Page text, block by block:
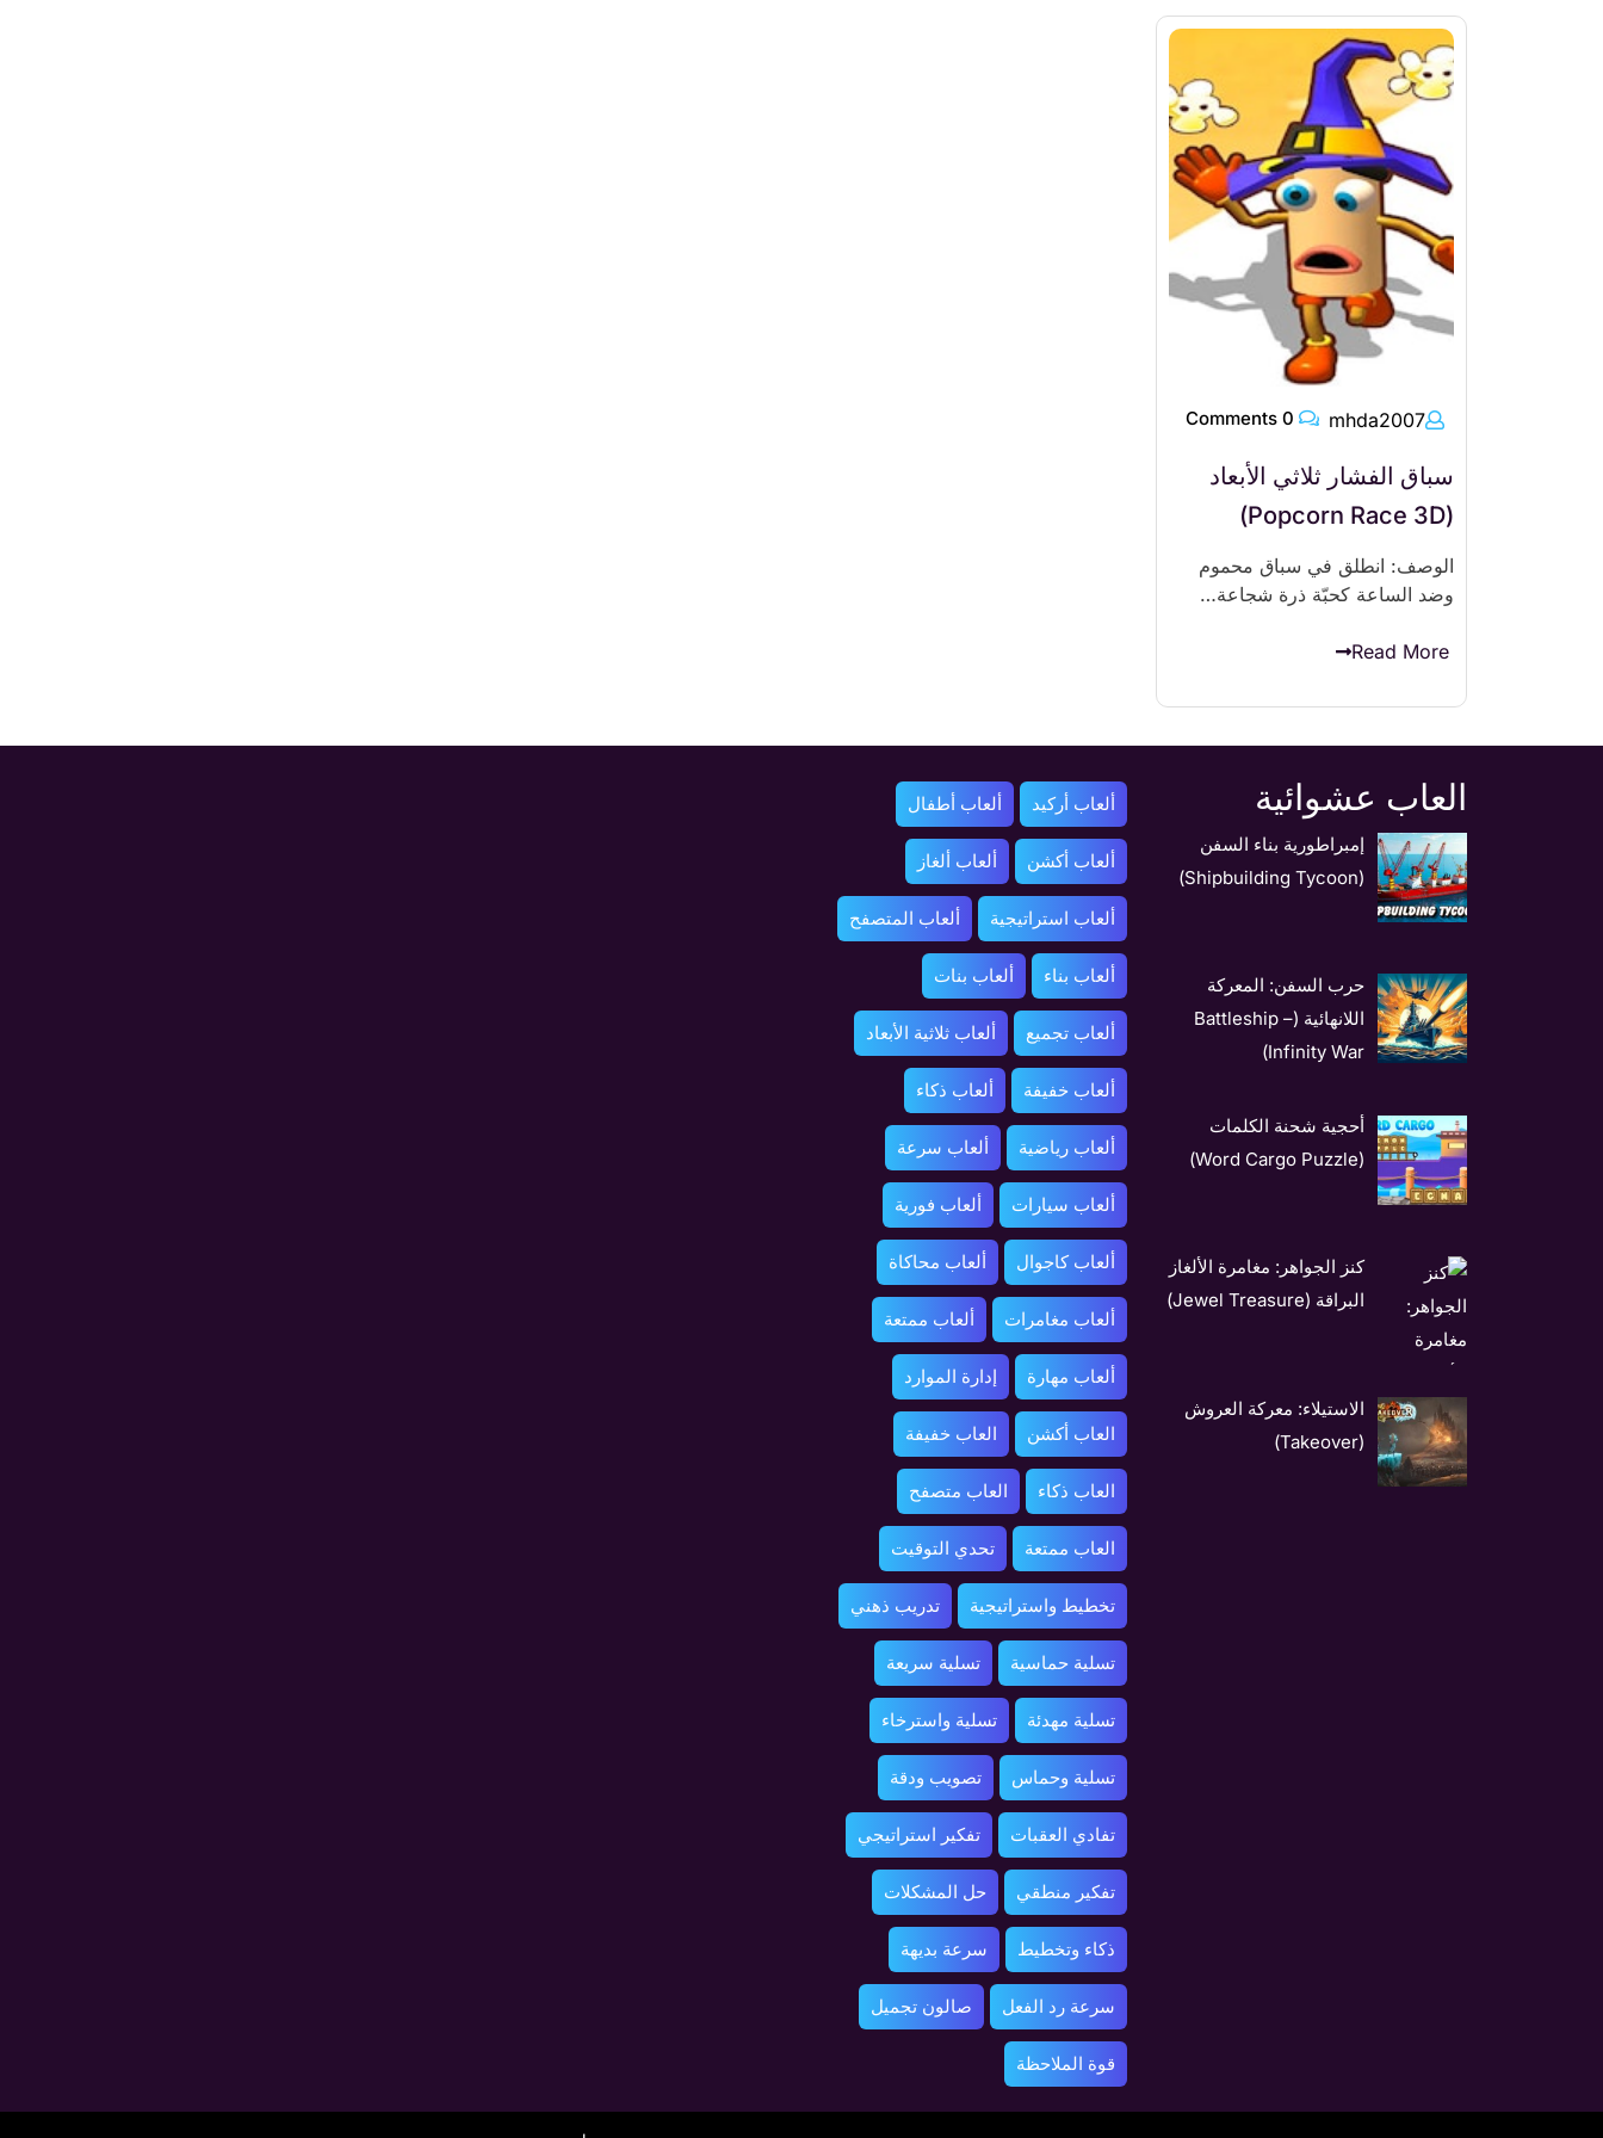
mhda2007
سباق الفشار ثلاثي الأبعاد
(Popcorn Race 3D)
الوصف: انطلق في سباق محموم
وضد الساعة كحبّة ذرة شجاعة…
Read More
العاب عشوائية
إمبراطورية بناء السفن
(Shipbuilding Tycoon)
حرب السفن: المعركة
اللانهائية (Battleship –
Infinity War)
أحجية شحنة الكلمات
(Word Cargo Puzzle)
كنز الجواهر: مغامرة الألغاز
البراقة (Jewel Treasure)
الاستيلاء: معركة العروش
(Takeover)
ألعاب أركيد ألعاب أطفال
ألعاب أكشن ألعاب ألغاز
ألعاب استراتيجية ألعاب المتصفح
ألعاب بناء ألعاب بنات
ألعاب تجميع ألعاب ثلاثية الأبعاد
ألعاب خفيفة ألعاب ذكاء
ألعاب رياضية ألعاب سرعة
ألعاب سيارات ألعاب فورية
ألعاب كاجوال ألعاب محاكاة
ألعاب مغامرات ألعاب ممتعة
ألعاب مهارة إدارة الموارد
العاب أكشن العاب خفيفة
العاب ذكاء العاب متصفح
العاب ممتعة تحدي التوقيت
تخطيط واستراتيجية تدريب ذهني
تسلية حماسية تسلية سريعة
تسلية مهدئة تسلية واسترخاء
تسلية وحماس تصويب ودقة
تفادي العقبات تفكير استراتيجي
تفكير منطقي حل المشكلات
ذكاء وتخطيط سرعة بديهة
سرعة رد الفعل صالون تجميل
قوة الملاحظة